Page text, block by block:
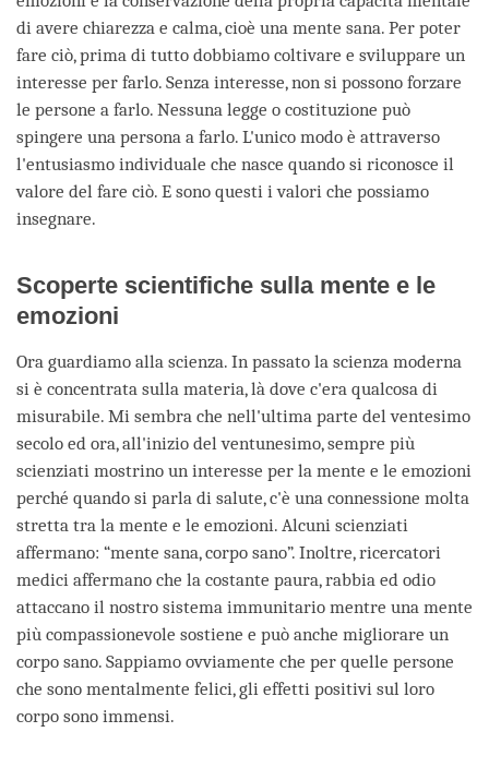
di avere chiarezza e calma, cioè una mente sana. Per poter
fare ciò, prima di tutto dobbiamo coltivare e sviluppare un
interesse per farlo. Senza interesse, non si possono forzare
le persone a farlo. Nessuna legge o costituzione può
spingere una persona a farlo. L'unico modo è attraverso
l'entusiasmo individuale che nasce quando si riconosce il
valore del fare ciò. E sono questi i valori che possiamo
insegnare.
Scoperte scientifiche sulla mente e le
emozioni
Ora guardiamo alla scienza. In passato la scienza moderna
si è concentrata sulla materia, là dove c'era qualcosa di
misurabile. Mi sembra che nell'ultima parte del ventesimo
secolo ed ora, all'inizio del ventunesimo, sempre più
scienziati mostrino un interesse per la mente e le emozioni
perché quando si parla di salute, c'è una connessione molta
stretta tra la mente e le emozioni. Alcuni scienziati
affermano: “mente sana, corpo sano”. Inoltre, ricercatori
medici affermano che la costante paura, rabbia ed odio
attaccano il nostro sistema immunitario mentre una mente
più compassionevole sostiene e può anche migliorare un
corpo sano. Sappiamo ovviamente che per quelle persone
che sono mentalmente felici, gli effetti positivi sul loro
corpo sono immensi.